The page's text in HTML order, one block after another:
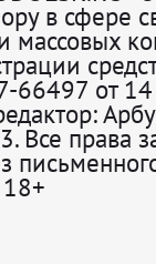
в сфере
массовых
от 14
Все права